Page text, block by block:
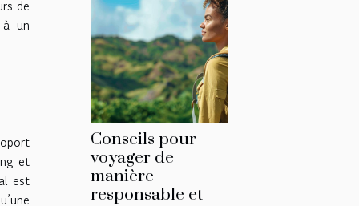
de
un
et
est
Conseils pour
voyager de
manière
responsable et